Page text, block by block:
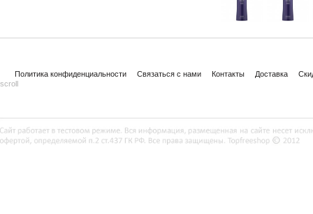
Политика конфиденциальности Связаться с нами Контакты Доставка
scroll